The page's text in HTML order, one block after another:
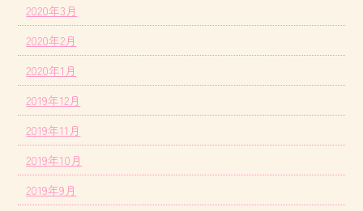
2020年3月
2020年2月
2020年1月
2019年12月
2019年11月
2019年10月
2019年9月